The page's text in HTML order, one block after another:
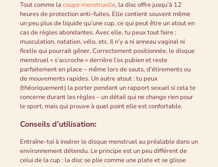
Tout comme la coupe menstruelle, la disc offre jusqu’à 12
heures de protection anti-fuites. Elle contient souvent même
un peu plus de liquide qu’une cup, ce qui peut être un atout en
cas de règles abondantes. Avec elle, tu peux tout faire :
musculation, natation, vélo, etc. Il n’y a ni anneau vaginal ni
ficelle qui pourrait gêner. Correctement positionnée, le disque
menstruel « s’accroche » derrière l’os pubien et reste
parfaitement en place – même lors de sauts, d’étirements ou
de mouvements rapides. Un autre atout : tu peux
(théoriquement) la porter pendant un rapport sexuel si cela te
concerne durant les règles – un détail qui ne change rien pour
le sport, mais qui prouve à quel point elle est confortable.
Conseils d’utilisation:
Entraîne-toi à insérer le disque menstruel au préalable dans un
environnement détendu. Le principe est un peu différent de
celui de la cup : la disc se plie comme une plate et se glisse